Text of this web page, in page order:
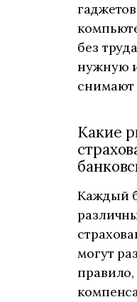
без
нужную
снимают
Какие
Каждый
могут